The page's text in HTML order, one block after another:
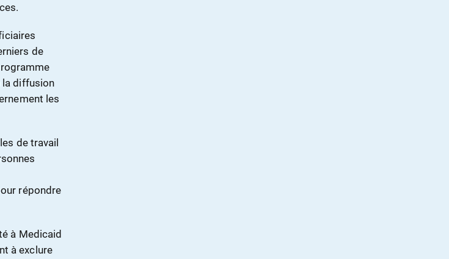
de
la diffusion
les
de travail
répondre
à Medicaid
à exclure